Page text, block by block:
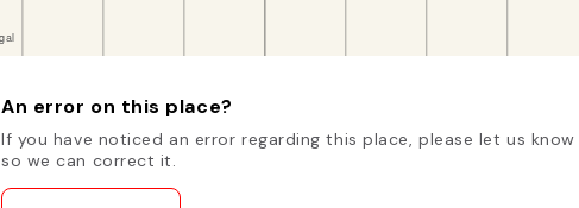
An error on this place?
If you have noticed an error regarding this place, please let us know
so we can correct it.